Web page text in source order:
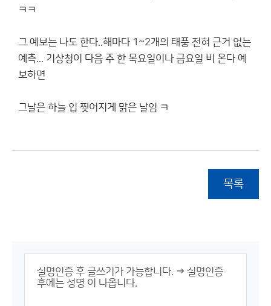
ㅋㅋ
그 예보는 나도 한다..해마다 1~2개의 태풍 전혀 근거 없는
예측... 기상청이 다음 주 한 목요일이나 금요일 비 온다 예
보하면
그날은 하늘 입 찢어지게 맑은 날임 ㅋ
목록